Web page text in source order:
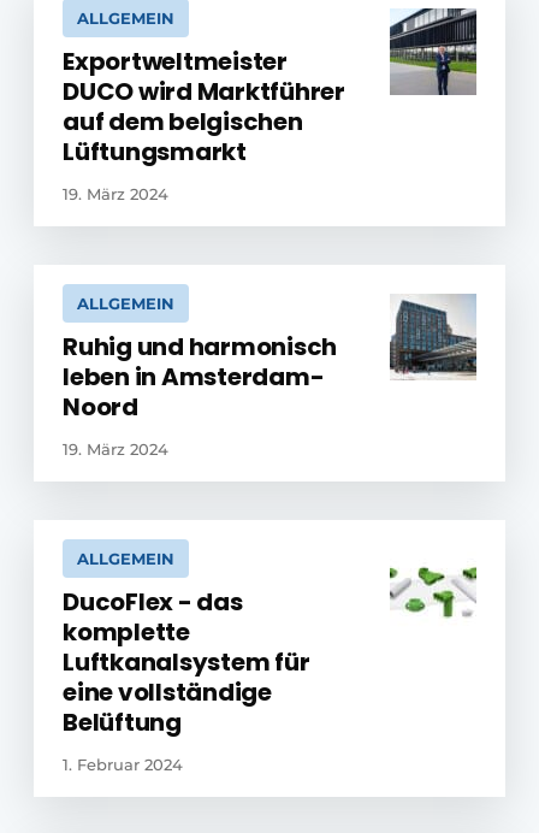
ALLGEMEIN
Exportweltmeister
DUCO wird Marktführer
auf dem belgischen
Lüftungsmarkt
19. März 2024
ALLGEMEIN
Ruhig und harmonisch
leben in Amsterdam-
Noord
19. März 2024
ALLGEMEIN
DucoFlex - das
komplette
Luftkanalsystem für
eine vollständige
Belüftung
1. Februar 2024